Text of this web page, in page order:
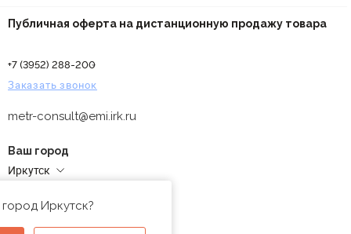
Публичная оферта на дистанционную продажу товара
+7 (3952) 288-200
Заказать звонок
metr-consult@emi.irk.ru
Ваш город
Иркутск
Иркутск?